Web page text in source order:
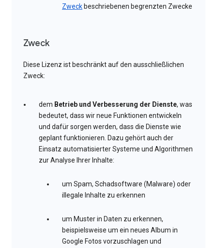
Zweck beschriebenen begrenzten Zwecke
Zweck
Diese Lizenz ist beschränkt auf den ausschließlichen
Zweck:
dem Betrieb und Verbesserung der Dienste, was
bedeutet, dass wir neue Funktionen entwickeln
und dafür sorgen werden, dass die Dienste wie
geplant funktionieren. Dazu gehört auch der
Einsatz automatisierter Systeme und Algorithmen
zur Analyse Ihrer Inhalte:
um Spam, Schadsoftware (Malware) oder
illegale Inhalte zu erkennen
um Muster in Daten zu erkennen,
beispielsweise um ein neues Album in
Google Fotos vorzuschlagen und